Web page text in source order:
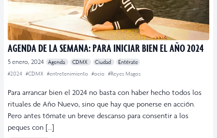
AGENDA DE LA SEMANA: PARA INICIAR BIEN EL AÑO 2024
5 enero, 2024 Agenda CDMX Ciudad
Entérate
#2024 #CDMX #entretenimiento #ocio #Reyes Magos
Para arrancar bien el 2024 no basta con haber hecho todos los
rituales de Año Nuevo, sino que hay que ponerse en acción.
Pero antes tómate un breve descanso para consentir a los
peques con […]